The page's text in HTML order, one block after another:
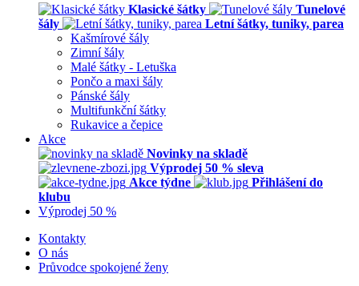
Klasické šátky
Tunelové
šály
Letní šátky, tuniky, parea
Kašmírové šály
Zimní šály
Malé šátky - Letuška
Pončo a maxi šály
Pánské šály
Multifunkční šátky
Rukavice a čepice
Akce
Novinky na skladě
Výprodej 50 % sleva
Akce týdne
Přihlášení do
klubu
Výprodej 50 %
Kontakty
O nás
Průvodce spokojené ženy